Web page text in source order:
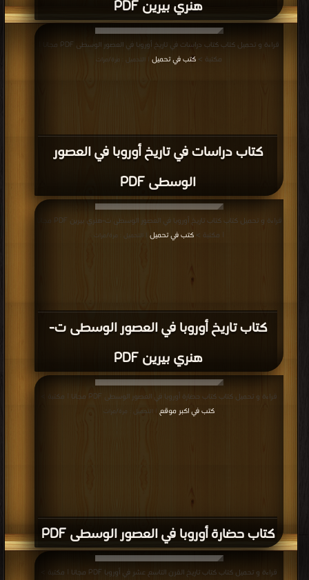
هنري بيرين PDF
كتاب دراسات في تاريخ أوروبا في العصور
الوسطى PDF
قراءة و تحميل كتاب كتاب دراسات في تاريخ أوروبا في العصور الوسطى PDF مجانا |
مكتبة > كتب في تحميل | التحميل : مرة/مرات
كتاب تاريخ أوروبا في العصور الوسطى ت-
هنري بيرين PDF
| مكتبة > كتب في تحميل | التحميل : مرة/مرات
كتاب حضارة أوروبا في العصور الوسطى PDF
قراءة و تحميل كتاب كتاب حضارة أوروبا في العصور الوسطى PDF مجانا | مكتبة >
كتب في اكبر موقع
| التحميل : مرة/مرات
قراءة و تحميل كتاب كتاب تاريخ القرن التاسع عشر في أوروبا PDF مجانا | مكتبة >